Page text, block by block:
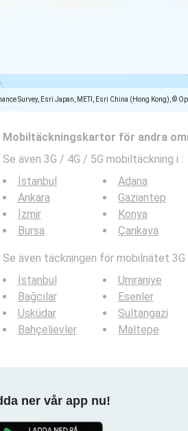
Survey, Esri Japan, METI, Esri China (Hong Kong), ©
Mobiltäckningskartor för andra
Se även 3G / 4G / 5G mobiltäckning i :
İstanbul
Ankara
İzmir
Bursa
Adana
Gaziantep
Konya
Çankaya
Se även täckningen för mobilnätet
İstanbul
Bağcılar
Üsküdar
Bahçelievler
Umraniye
Esenler
Sultangazi
Maltepe
ner vår app nu!